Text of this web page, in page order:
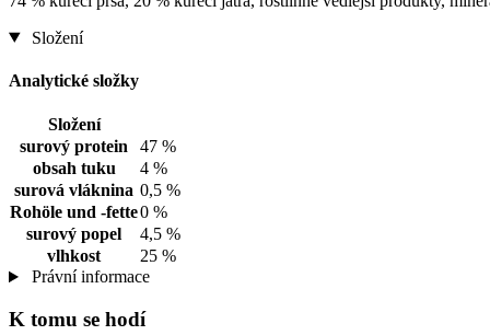
Složení
Analytické složky
Složení
surový protein
47 %
obsah tuku
4 %
surová vláknina 0,5 %
Rohöle und -fette0 %
surový popel
4,5 %
vlhkost
25 %
Právní informace
K tomu se hodí